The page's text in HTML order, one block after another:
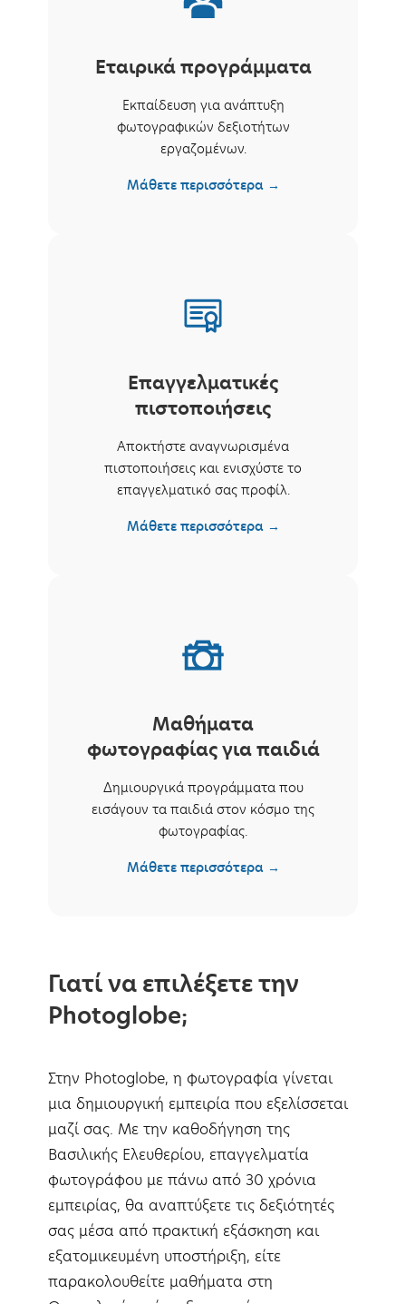
Εταιρικά προγράμματα
Εκπαίδευση για ανάπτυξη
φωτογραφικών δεξιοτήτων
εργαζομένων.
Μάθετε περισσότερα →
Επαγγελματικές
πιστοποιήσεις
Αποκτήστε αναγνωρισμένα
πιστοποιήσεις και ενισχύστε το
επαγγελματικό σας προφίλ.
Μάθετε περισσότερα →
Μαθήματα
φωτογραφίας για παιδιά
Δημιουργικά προγράμματα που
εισάγουν τα παιδιά στον κόσμο της
φωτογραφίας.
Μάθετε περισσότερα →
Γιατί να επιλέξετε την
Photoglobe;
Στην Photoglobe, η φωτογραφία γίνεται
μια δημιουργική εμπειρία που εξελίσσεται
μαζί σας. Με την καθοδήγηση της
Βασιλικής Ελευθερίου, επαγγελματία
φωτογράφου με πάνω από 30 χρόνια
εμπειρίας, θα αναπτύξετε τις δεξιότητές
σας μέσα από πρακτική εξάσκηση και
εξατομικευμένη υποστήριξη, είτε
παρακολουθείτε μαθήματα στη